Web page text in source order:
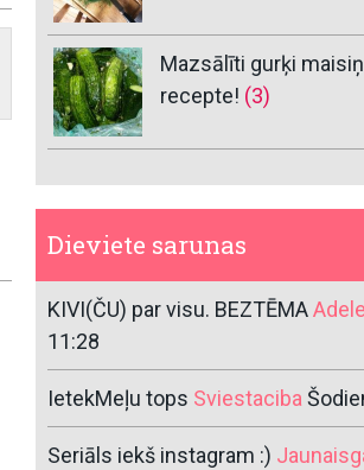
Mazsālīti gurķi
recepte! (3)
Dieviete sarunas
KIVI(ČU) par visu. BEZTĒMA
11:28
IetekMeļu tops Sviestaciba
Seriāls iekš instagram :)